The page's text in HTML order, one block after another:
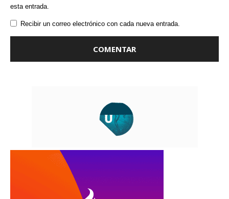
esta entrada.
Recibir un correo electrónico con cada nueva entrada.